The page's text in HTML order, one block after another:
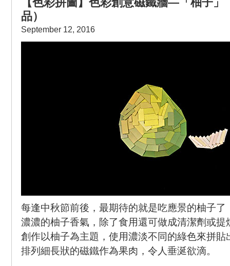
品）
September 12, 2016
每逢中秋節前後，最期待的就是吃應景的柚子了
濃濃的柚子香氣，除了食用還可做成清潔劑或提
創作以柚子為主題，使用濃淡不同的綠色來拼貼
排列細長狀的磁鐵作為果肉，令人垂涎欲滴。